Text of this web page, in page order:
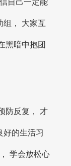
自己一定能
组， 大家互
黑暗中抱团
防反复， 才
好的生活习
学会放松心